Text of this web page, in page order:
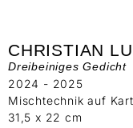
CHRISTIAN
Dreibeiniges Gedicht
2024 - 2025
Mischtechnik auf
31,5 x 22 cm